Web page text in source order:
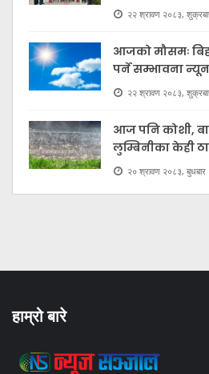
२२ श्रावण २०८३,
आजको मौसमः
पर्ने सम्भावना न्यून
२२ श्रावण २०८३,
आज पनि कोशी,
लुम्बिनीका केही
२० श्रावण २०८३,
हाम्रो बारे